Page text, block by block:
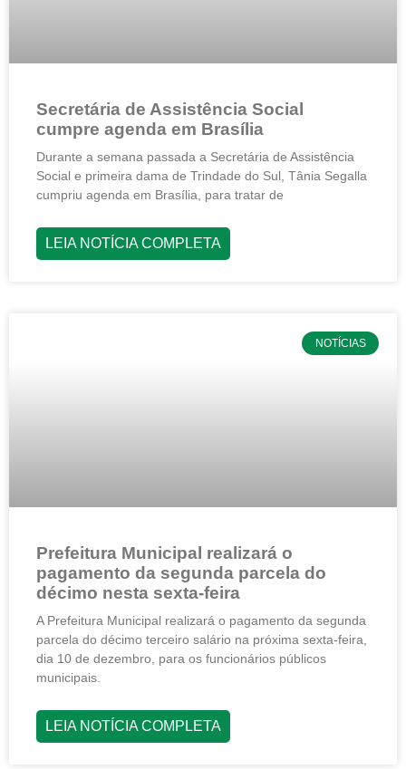
Secretária de Assistência Social
cumpre agenda em Brasília
Durante a semana passada a Secretária de Assistência
Social e primeira dama de Trindade do Sul, Tânia Segalla
cumpriu agenda em Brasília, para tratar de
LEIA NOTÍCIA COMPLETA
NOTÍCIAS
Prefeitura Municipal realizará o
pagamento da segunda parcela do
décimo nesta sexta-feira
A Prefeitura Municipal realizará o pagamento da segunda
parcela do décimo terceiro salário na próxima sexta-feira,
dia 10 de dezembro, para os funcionários públicos
municipais.
LEIA NOTÍCIA COMPLETA